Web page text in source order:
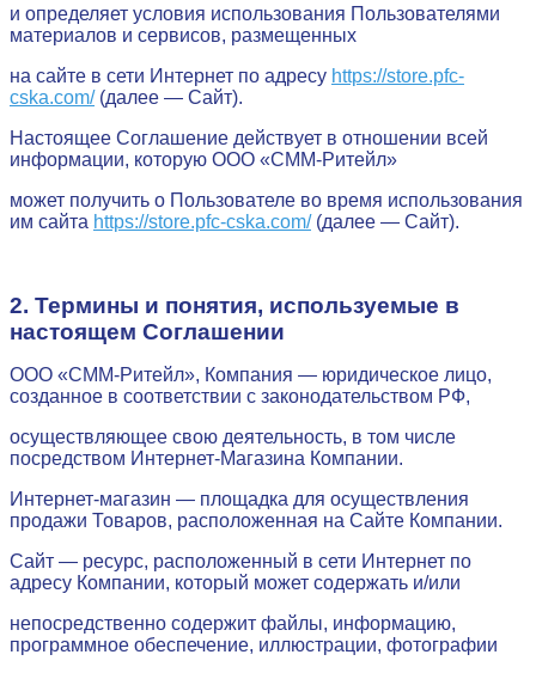
и определяет условия использования Пользователями
материалов и сервисов, размещенных
на сайте в сети Интернет по адресу https://store.pfc-
cska.com/ (далее — Сайт).
Настоящее Соглашение действует в отношении всей
информации, которую ООО «СММ-Ритейл»
может получить о Пользователе во время использования
им сайта https://store.pfc-cska.com/ (далее — Сайт).
2. Термины и понятия, используемые в
настоящем Соглашении
ООО «СММ-Ритейл», Компания — юридическое лицо,
созданное в соответствии с законодательством РФ,
осуществляющее свою деятельность, в том числе
посредством Интернет-Магазина Компании.
Интернет-магазин — площадка для осуществления
продажи Товаров, расположенная на Сайте Компании.
Сайт — ресурс, расположенный в сети Интернет по
адресу Компании, который может содержать и/или
непосредственно содержит файлы, информацию,
программное обеспечение, иллюстрации, фотографии